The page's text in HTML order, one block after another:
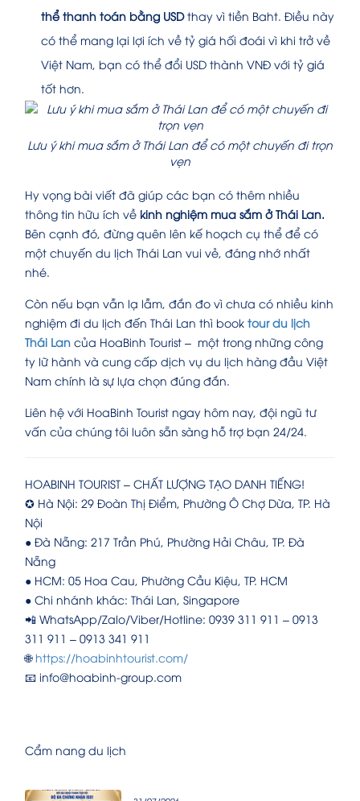
thể thanh toán bằng USDthay vì tiền Baht. Điều này
có thể mang lại lợi ích về tỷ giá hối đoái vì khi trở về
Việt Nam, bạn có thể đổi USD thành VNĐ với tỷ giá
tốt hơn.
Lưu ý khi mua sắm ở Thái Lan để có một chuyến đi trọn
vẹn
Hy vọng bài viết đã giúp các bạn có thêm nhiều
thông tin hữu ích về kinh nghiệm mua sắm ở Thái Lan.
Bên cạnh đó, đừng quên lên kế hoạch cụ thể để có
một chuyến du lịch Thái Lan vui vẻ, đáng nhớ nhất
nhé.
Còn nếu bạn vẫn lạ lẫm, đắn đo vì chưa có nhiều kinh
nghiệm đi du lịch đến Thái Lan thì book tour du lịch
Thái Lan của HoaBinh Tourist – một trong những công
ty lữ hành và cung cấp dịch vụ du lịch hàng đầu Việt
Nam chính là sự lựa chọn đúng đắn.
Liên hệ với HoaBinh Tourist ngay hôm nay, đội ngũ tư
vấn của chúng tôi luôn sẵn sàng hỗ trợ bạn 24/24.
HOABINH TOURIST – CHẤT LƯỢNG TẠO DANH TIẾNG!
✪ Hà Nội: 29 Đoàn Thị Điểm, Phường Ô Chợ Dừa, TP. Hà
Nội
● Đà Nẵng: 217 Trần Phú, Phường Hải Châu, TP. Đà
Nẵng
● HCM: 05 Hoa Cau, Phường Cầu Kiệu, TP. HCM
● Chi nhánh khác: Thái Lan, Singapore
📲 WhatsApp/Zalo/Viber/Hotline: 0939 311 911 – 0913
311 911 – 0913 341 911
🌐https://hoabinhtourist.com/
📧 info@hoabinh-group.com
Cẩm nang du lịch